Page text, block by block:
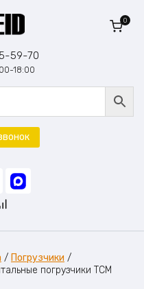
59-70
18:00
0
/ Погрузчики /
погрузчики ТСМ